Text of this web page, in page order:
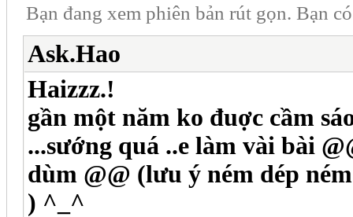
Bạn đang xem phiên bản rút gọn. Bạn
Ask.Hao
Haizzz.!
gần một năm ko đuợc cầm
...sướng quá ..e làm vài bài
dùm @@ (lưu ý ném dép
) ^_^